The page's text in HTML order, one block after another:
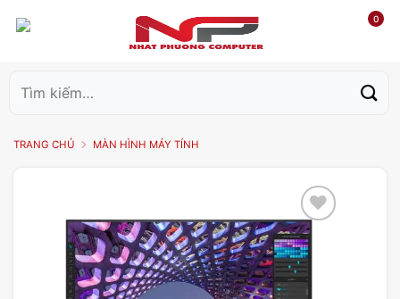
0
kiếm:
TRANG CHỦ MÀN HÌNH MÁY TÍNH
Add to
wishlist